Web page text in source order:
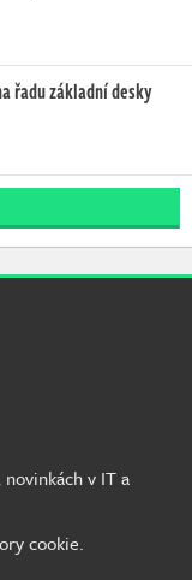
řadu základní desky
v IT a
cookie.